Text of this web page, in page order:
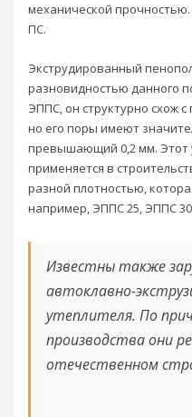
механической
ПС.
Экструдированный
разновидностью данного
ЭППС, он структурно схож
но его поры имеют
превышающий 0,2 мм. Этот
применяется в
разной плотностью,
например, ЭППС 25, ЭППС
Известны также
автоклавно-
утеплителя. По
производства они
отечественном